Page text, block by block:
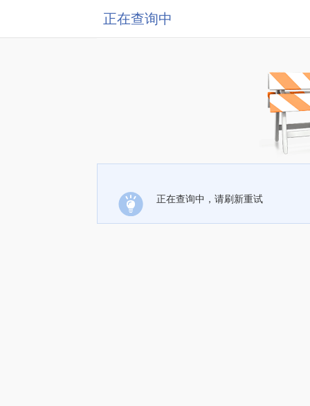
正在查询中
正在查询中，请刷新重试